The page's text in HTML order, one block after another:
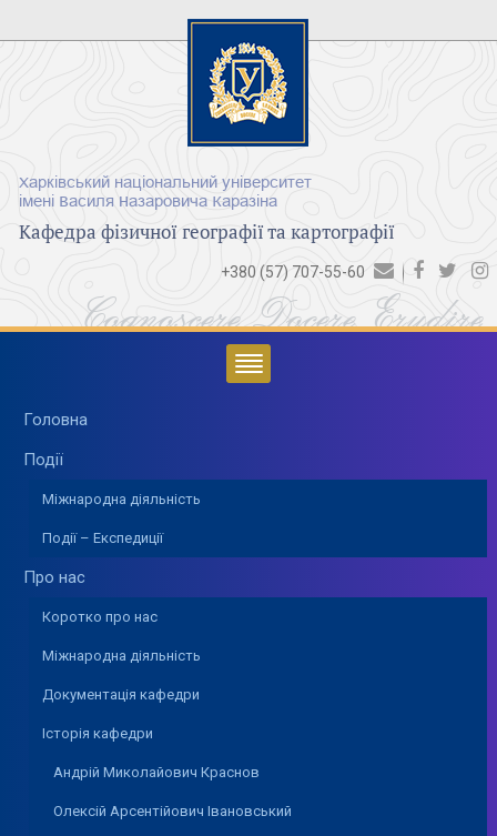
Харківський національний університет
імені Василя Назаровича Каразіна
Кафедра фізичної географії та картографії
+380 (57) 707-55-60
Cognoscere Docere Erudire
Головна
Події
Міжнародна діяльність
Події – Експедиції
Про нас
Коротко про нас
Міжнародна діяльність
Документація кафедри
Історія кафедри
Андрій Миколайович Краснов
Олексій Арсентійович Івановський